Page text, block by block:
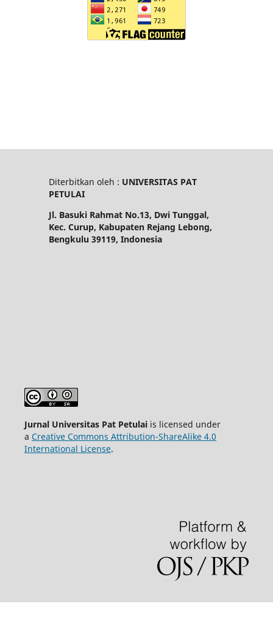
Diterbitkan oleh : UNIVERSITAS PAT
PETULAI
Jl. Basuki Rahmat No.13, Dwi Tunggal,
Kec. Curup, Kabupaten Rejang Lebong,
Bengkulu 39119, Indonesia
Jurnal Universitas Pat Petulai is licensed under
a Creative Commons Attribution-ShareAlike 4.0
International License.